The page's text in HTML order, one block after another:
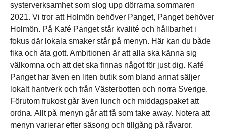
systerverksamhet som slog upp dörrarna sommaren
2021. Vi tror att Holmön behöver Panget, Panget behöver
Holmön. På Kafé Panget står kvalité och hållbarhet i
fokus där lokala smaker står på menyn. Här kan du både
fika och äta gott. Ambitionen är att alla ska känna sig
välkomna och att det ska finnas något för just dig. Kafé
Panget har även en liten butik som bland annat säljer
lokalt hantverk och från Västerbotten och norra Sverige.
Förutom frukost går även lunch och middagspaket att
ordna. Allt på menyn går att få som take away. Notera att
menyn varierar efter säsong och tillgång på råvaror.